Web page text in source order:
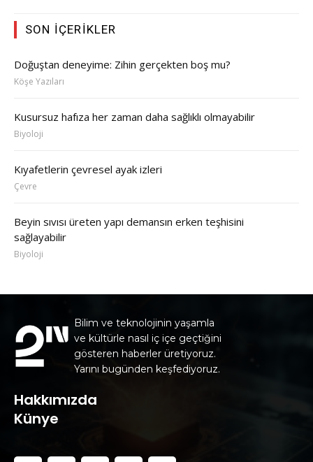
SON İÇERIKLER
Doğuştan deneyime: Zihin gerçekten boş mu?
Köşe Yazıları
Kusursuz hafıza her zaman daha sağlıklı olmayabilir
Biyoloji
Kıyafetlerin çevresel ayak izleri
Çevre
Beyin sıvısı üreten yapı demansın erken teşhisini
sağlayabilir
Biyoloji
Bilim ve teknolojinin yaşamla
ve kültürle nasıl iç içe geçtiğini
gösteren haberler üretiyoruz.
Yarını bugünden keşfediyoruz.
Hakkımızda
Künye